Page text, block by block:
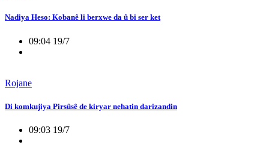
Nadiya Heso: Kobanê li berxwe da û bi ser ket
09:04 19/7
Rojane
Di komkujiya Pirsûsê de kiryar nehatin darizandin
09:03 19/7